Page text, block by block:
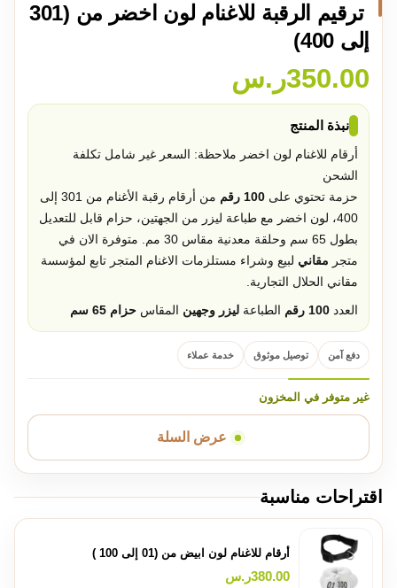
ترقيم الرقبة للاغنام لون اخضر من (301
إلى 400)
350.00ر.س
نبذة المنتج
أرقام للاغنام لون اخضر ملاحظة: السعر غير شامل تكلفة
الشحن
حزمة تحتوي على 100 رقم
من أرقام رقبة الأغنام من 301 إلى
400، لون
اخضر مع طباعة ليزر من الجهتين، حزام قابل للتعديل
بطول 65 سم وحلقة معدنية مقاس 30 مم. متوفرة الان في
متجر مقاني لبيع وشراء مستلزمات الاغنام المتجر تابع لمؤسسة
مقاني الحلال التجارية.
العدد 100 رقم الطباعة ليزر وجهين المقاس حزام 65 سم
دفع آمن توصيل موثوق خدمة عملاء
غير متوفر في المخزون
عرض السلة
اقتراحات مناسبة
أرقام للاغنام لون ابيض من (01 إلى 100 )
380.00ر.س